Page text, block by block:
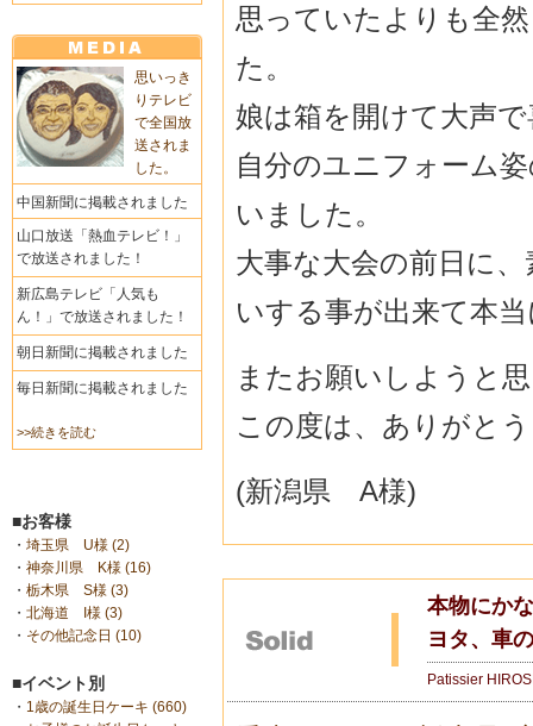
思いっき
りテレビ
で全国放
送されま
した。
中国新聞に掲載されました
山口放送「熱血テレビ！」
で放送されました！
新広島テレビ「人気も
ん！」で放送されました！
朝日新聞に掲載されました
毎日新聞に掲載されました
>>続きを読む
■お客様
・ 埼玉県 U様 (2)
・ 神奈川県 K様 (16)
・ 栃木県 S様 (3)
・ 北海道 I様 (3)
・ その他記念日 (10)
■イベント別
・ 1歳の誕生日ケーキ (660)
思っていたよりも全
た。
娘は箱を開けて大声
自分のユニフォーム
いました。
大事な大会の前日に
いする事が出来て本
またお願いしようと
この度は、ありがと
(新潟県 A様)
本物にか
ヨタ、車
Patissier